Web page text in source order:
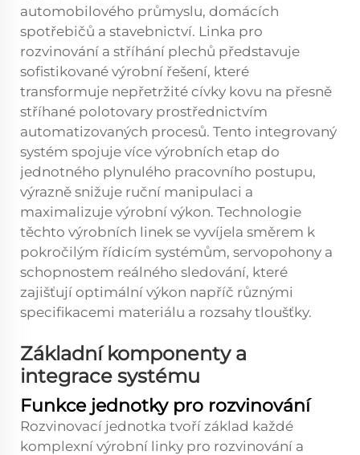
automobilového průmyslu, domácích
spotřebičů a stavebnictví. Linka pro
rozvinování a stříhání plechů představuje
sofistikované výrobní řešení, které
transformuje nepřetržité cívky kovu na přesně
stříhané polotovary prostřednictvím
automatizovaných procesů. Tento integrovaný
systém spojuje více výrobních etap do
jednotného plynulého pracovního postupu,
výrazně snižuje ruční manipulaci a
maximalizuje výrobní výkon. Technologie
těchto výrobních linek se vyvíjela směrem k
pokročilým řídicím systémům, servopohony a
schopnostem reálného sledování, které
zajišťují optimální výkon napříč různými
specifikacemi materiálu a rozsahy tloušťky.
Základní komponenty a
integrace systému
Funkce jednotky pro rozvinování
Rozvinovací jednotka tvoří základ každé
komplexní výrobní linky pro rozvinování a